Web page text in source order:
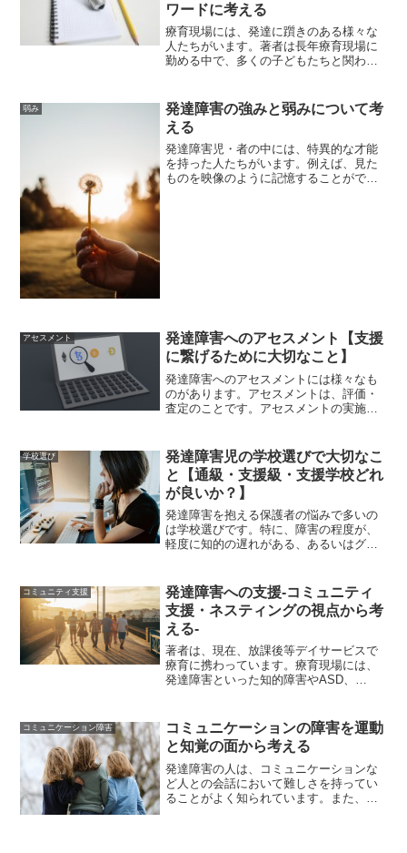
ワードに考える
療育現場には、発達に躓きのある様々な
人たちがいます。著者は長年療育現場に
勤める中で、多くの子どもたちと関わっ
をどのように理解しどのように支援して
いけば良いかということで...
弱み
発達障害の強みと弱みについて考
える
発達障害児・者の中には、特異的な才能
を持った人たちがいます。例えば、見た
ものを映像のように記憶することができ
アセスメント
発達障害へのアセスメント【支援
に繋げるために大切なこと】
発達障害へのアセスメントには様々なも
のがあります。アセスメントは、評価・
査定のことです。アセスメントの実施
それでは、アセスメントを支援に繋げて
いくためにはどのようなこと...
学校選び
発達障害児の学校選びで大切なこ
と【通級・支援級・支援学校どれ
が良いか？】
発達障害を抱える保護者の悩みで多いの
は学校選びです。特に、障害の程度が、
軽度に知的の遅れがある、あるいはグレ
は、通常級でもやっていけそうだが、な
んとなく不安である、支援...
コミュニティ支援
発達障害への支援-コミュニティ
支援・ネスティングの視点から考
える-
著者は、現在、放課後等デイサービスで
療育に携わっています。療育現場には、
発達障害といった知的障害やASD、
ビスは、学校や年齢の違う子どもたちが
関わる場としても機能して...
コミュニケーション障害
コミュニケーションの障害を運動
と知覚の面から考える
発達障害の人は、コミュニケーションな
ど人との会話において難しさを持ってい
ることがよく知られています。また、相